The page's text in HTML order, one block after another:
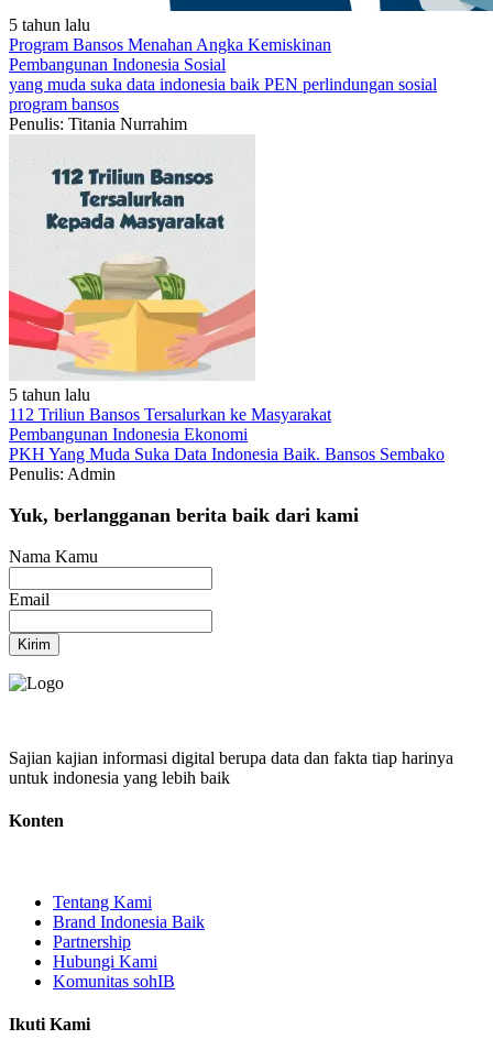
5 tahun lalu
Program Bansos Menahan Angka Kemiskinan
Pembangunan Indonesia Sosial
yang muda suka data indonesia baik PEN perlindungan sosial
program bansos
Penulis: Titania Nurrahim
5 tahun lalu
112 Triliun Bansos Tersalurkan ke Masyarakat
Pembangunan Indonesia Ekonomi
PKH Yang Muda Suka Data Indonesia Baik. Bansos Sembako
Penulis: Admin
Yuk, berlangganan berita baik dari kami
Nama Kamu
Email
Kirim
Sajian kajian informasi digital berupa data dan fakta tiap harinya
untuk indonesia yang lebih baik
Konten
Tentang Kami
Brand Indonesia Baik
Partnership
Hubungi Kami
Komunitas sohIB
Ikuti Kami